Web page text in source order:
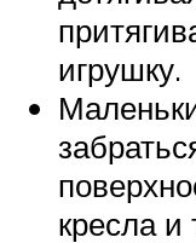
игрушку.
кресла и